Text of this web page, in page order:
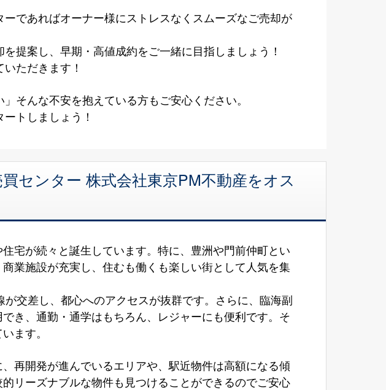
であればオーナー様にストレスなくスムーズなご売却が
提案し、早期・高値成約をご一緒に目指しましょう！
ただきます！
そんな不安を抱えている方もご安心ください。
トしましょう！
センター 株式会社東京PM不動産をオス
宅が続々と誕生しています。特に、豊洲や門前仲町とい
業施設が充実し、住むも働くも楽しい街として人気を集
交差し、都心へのアクセスが抜群です。さらに、臨海副
き、通勤・通学はもちろん、レジャーにも便利です。そ
ます。
再開発が進んでいるエリアや、駅近物件は高額になる傾
リーズナブルな物件も見つけることができるのでご安心